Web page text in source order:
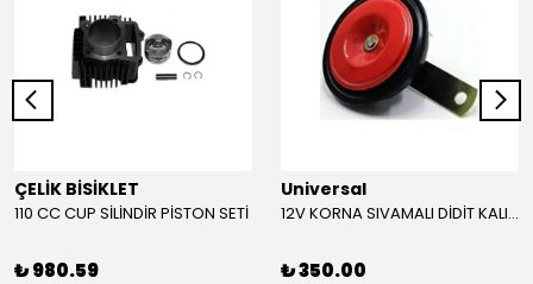
ÇELİK BİSİKLET
110 CC CUP SİLİNDİR PİSTON SETİ
₺ 980.59
Universal
12V KORNA SIVAMALI DİDİT KALIN SESLİ (KIRMIZI)
₺ 350.00